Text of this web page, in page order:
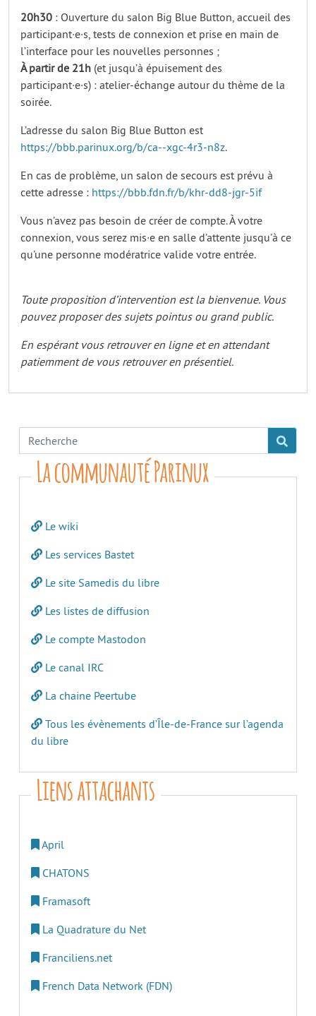
20h30 : Ouverture du salon Big Blue Button, accueil des
participant·e·s, tests de connexion et prise en main de
l’interface pour les nouvelles personnes ;
À partir de 21h (et jusqu’à épuisement des
participant·e·s) : atelier-échange autour du thème de la
soirée.
L’adresse du salon Big Blue Button est
https://bbb.parinux.org/b/ca--xgc-4r3-n8z.
En cas de problème, un salon de secours est prévu à
cette adresse : https://bbb.fdn.fr/b/khr-dd8-jgr-5if
Vous n’avez pas besoin de créer de compte. À votre
connexion, vous serez mis·e en salle d’attente jusqu’à ce
qu’une personne modératrice valide votre entrée.
Toute proposition d’intervention est la bienvenue. Vous
pouvez proposer des sujets pointus ou grand public.
En espérant vous retrouver en ligne et en attendant
patiemment de vous retrouver en présentiel.
La communauté Parinux
Le wiki
Les services Bastet
Le site Samedis du libre
Les listes de diffusion
Le compte Mastodon
Le canal IRC
La chaine Peertube
Tous les évènements d’Île-de-France sur l’agenda
du libre
Liens attachants
April
CHATONS
Framasoft
La Quadrature du Net
Franciliens.net
French Data Network (FDN)